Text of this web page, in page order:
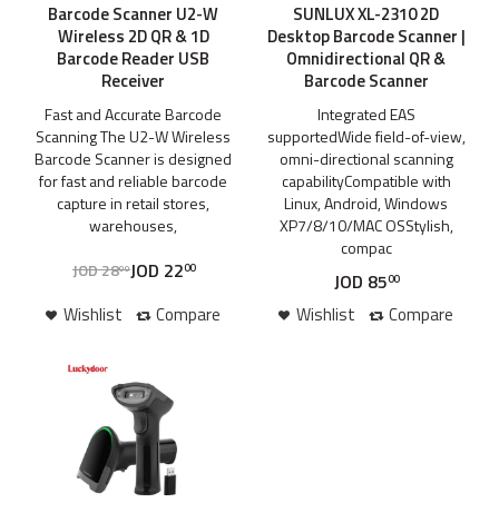
Barcode Scanner U2-W
Wireless 2D QR & 1D
Barcode Reader USB
Receiver
Fast and Accurate Barcode
Scanning The U2-W Wireless
Barcode Scanner is designed
for fast and reliable barcode
capture in retail stores,
warehouses,
JOD2800JOD 2200
Wishlist Compare
SUNLUX XL-2310 2D
Desktop Barcode Scanner |
Omnidirectional QR &
Barcode Scanner
Integrated EAS
supportedWide field-of-view,
omni-directional scanning
capabilityCompatible with
Linux, Android, Windows
XP7/8/10/MAC OSStylish,
compac
JOD 8500
Wishlist Compare